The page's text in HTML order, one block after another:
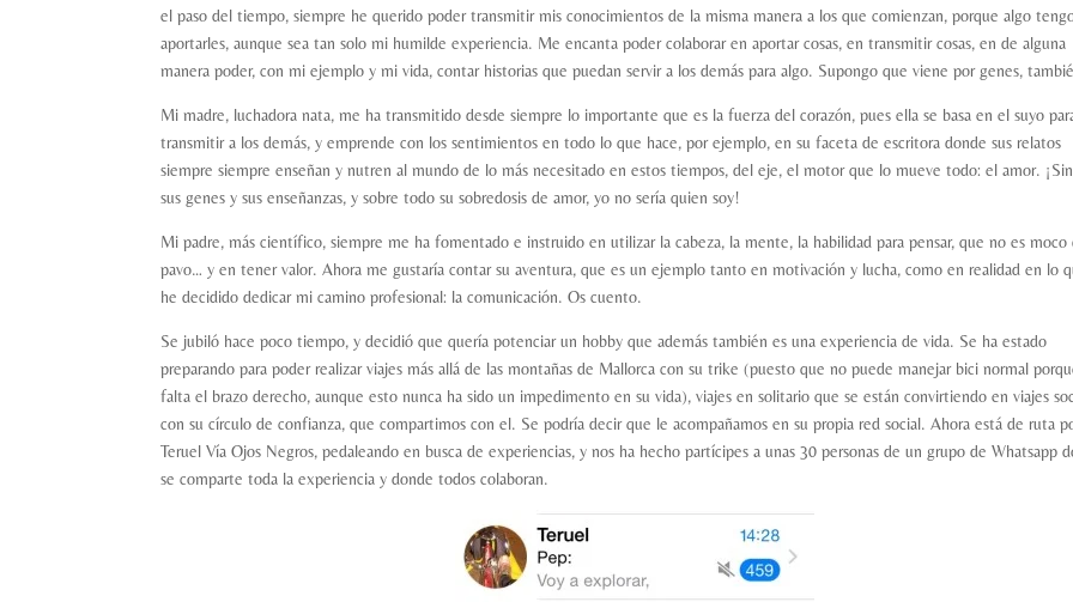
el paso del tiempo, siempre he querido poder transmitir mis conocimientos de la misma manera a los que comienzan, porque algo
aportarles, aunque sea tan solo mi humilde experiencia. Me encanta poder colaborar en aportar cosas, en transmitir cosas, en de alguna
manera poder, con mi ejemplo y mi vida, contar historias que puedan servir a los demás para algo. Supongo que viene por genes,
Mi madre, luchadora nata, me ha transmitido desde siempre lo importante que es la fuerza del corazón, pues ella se basa en el suyo
transmitir a los demás, y emprende con los sentimientos en todo lo que hace, por ejemplo, en su faceta de escritora donde sus relatos
siempre siempre enseñan y nutren al mundo de lo más necesitado en estos tiempos, del eje, el motor que lo mueve todo: el amor.
sus genes y sus enseñanzas, y sobre todo su sobredosis de amor, yo no sería quien soy!
Mi padre, más científico, siempre me ha fomentado e instruido en utilizar la cabeza, la mente, la habilidad para pensar, que no es moco
pavo… y en tener valor. Ahora me gustaría contar su aventura, que es un ejemplo tanto en motivación y lucha, como en realidad en lo
he decidido dedicar mi camino profesional: la comunicación. Os cuento.
Se jubiló hace poco tiempo, y decidió que quería potenciar un hobby que además también es una experiencia de vida. Se ha estado
preparando para poder realizar viajes más allá de las montañas de Mallorca con su trike (puesto que no puede manejar bici normal
falta el brazo derecho, aunque esto nunca ha sido un impedimento en su vida), viajes en solitario que se están convirtiendo en viajes
con su círculo de confianza, que compartimos con el. Se podría decir que le acompañamos en su propia red social. Ahora está de ruta
Teruel Vía Ojos Negros, pedaleando en busca de experiencias, y nos ha hecho partícipes a unas 30 personas de un grupo de Whatsapp
se comparte toda la experiencia y donde todos colaboran.